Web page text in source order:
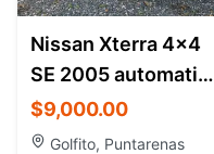
Nissan Xterra 4x4
SE 2005 automatic -
leather interior
$9,000.00
Golfito, Puntarenas